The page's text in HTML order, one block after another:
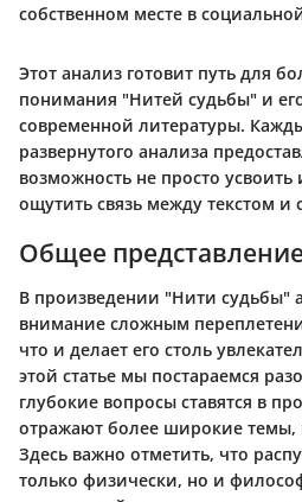
собственном месте в
Этот анализ готовит путь для
понимания "Нитей судьбы" и
современной литературы.
развернутого анализа
возможность не просто
ощутить связь между текстом
Общее
В произведении "Нити судьбы"
внимание сложным
что и делает его столь
этой статье мы постараемся
глубокие вопросы ставятся в
отражают более широкие темы,
Здесь важно отметить, что
только физически, но и